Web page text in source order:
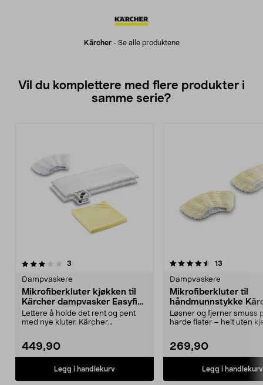
Kärcher- Se alle produktene
Vil du komplettere med flere produkter i
samme serie?
3
Dampvaskere
Mikrofiberkluter kjøkken til
Kärcher dampvasker Easyfix,
4-pakning
Lettere å holde det rent og pent
med nye kluter. Kärcher
449,90
Legg i handlekurv
4.5av 5 stjerner 13
Dampvaskere
Mikrofiberkluter til
håndmunnstykke
dampvasker, 2-
Løsner og fjerner smuss
harde flater – helt uten
269,90
Legg i handlekurv